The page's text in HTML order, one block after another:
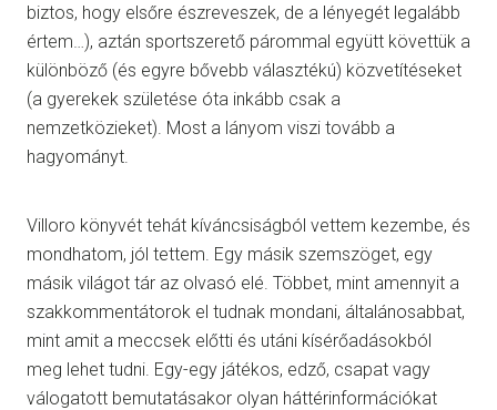
biztos, hogy elsőre észreveszek, de a lényegét legalább
értem…), aztán sportszerető párommal együtt követtük a
különböző (és egyre bővebb választékú) közvetítéseket
(a gyerekek születése óta inkább csak a
nemzetközieket). Most a lányom viszi tovább a
hagyományt.
Villoro könyvét tehát kíváncsiságból vettem kezembe, és
mondhatom, jól tettem. Egy másik szemszöget, egy
másik világot tár az olvasó elé. Többet, mint amennyit a
szakkommentátorok el tudnak mondani, általánosabbat,
mint amit a meccsek előtti és utáni kísérőadásokból
meg lehet tudni. Egy-egy játékos, edző, csapat vagy
válogatott bemutatásakor olyan háttérinformációkat